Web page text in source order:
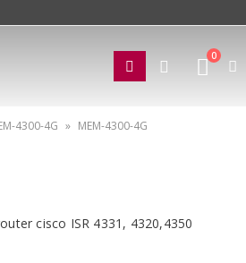
0
4300-4G » MEM-4300-4G
cisco ISR 4331, 4320,4350